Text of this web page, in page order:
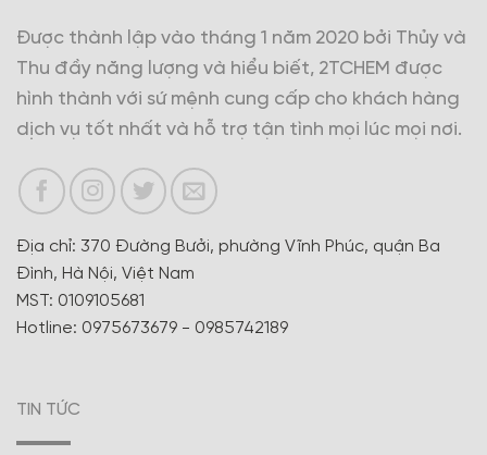
Được thành lập vào tháng 1 năm 2020 bởi Thủy và
Thu đầy năng lượng và hiểu biết, 2TCHEM được
hình thành với sứ mệnh cung cấp cho khách hàng
dịch vụ tốt nhất và hỗ trợ tận tình mọi lúc mọi nơi.
Địa chỉ: 370 Đường Bưởi, phường Vĩnh Phúc, quận Ba
Đình, Hà Nội, Việt Nam
MST: 0109105681
Hotline: 0975673679 - 0985742189
TIN TỨC